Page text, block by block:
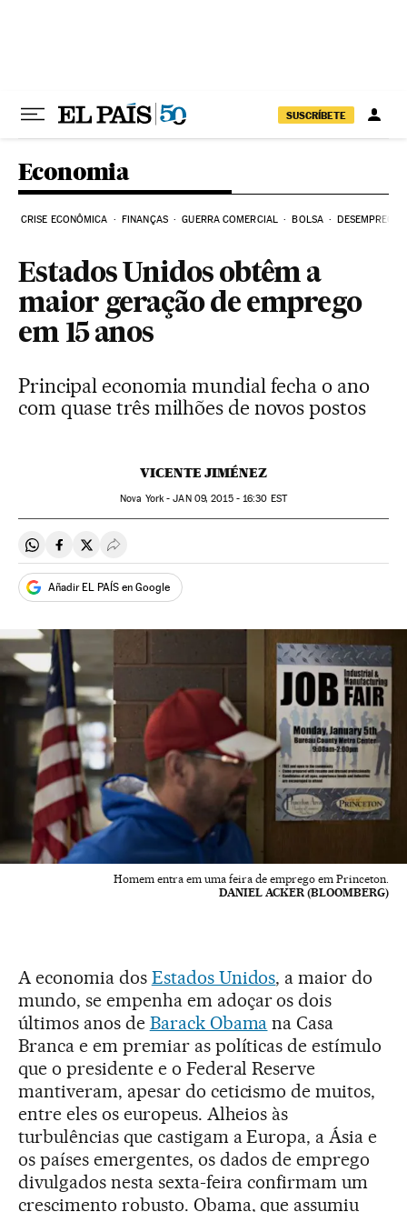
SUSCRÍBETE
Economia
CRISE ECONÔMICA FINANÇAS GUERRA COMERCIAL BOLSA DESEMPREGO
Estados Unidos obtêm a
maior geração de emprego
em 15 anos
Principal economia mundial fecha o ano
com quase três milhões de novos postos
VICENTE JIMÉNEZ
Nova York -JAN09, 2015 - 16:30 EST
Compartir en Whatsapp
Compartir en Facebook
Compartir en Twitter
Desplegar Redes Sociales
Añadir EL PAÍS en Google
Homem entra em uma feira de emprego em Princeton.
DANIEL ACKER (BLOOMBERG)
A economia dos Estados Unidos, a maior do
mundo, se empenha em adoçar os dois
últimos anos de Barack Obama na Casa
Branca e em premiar as políticas de estímulo
que o presidente e o Federal Reserve
mantiveram, apesar do ceticismo de muitos,
entre eles os europeus. Alheios às
turbulências que castigam a Europa, a Ásia e
os países emergentes, os dados de emprego
divulgados nesta sexta-feira confirmam um
crescimento robusto. Obama, que assumiu